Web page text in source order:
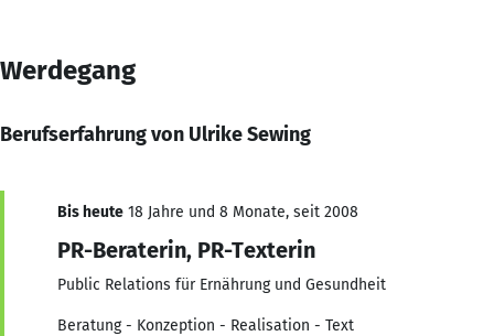
Werdegang
Berufserfahrung von Ulrike Sewing
Bis heute 18 Jahre und 8 Monate, seit 2008
PR-Beraterin, PR-Texterin
Public Relations für Ernährung und Gesundheit
Beratung - Konzeption - Realisation - Text